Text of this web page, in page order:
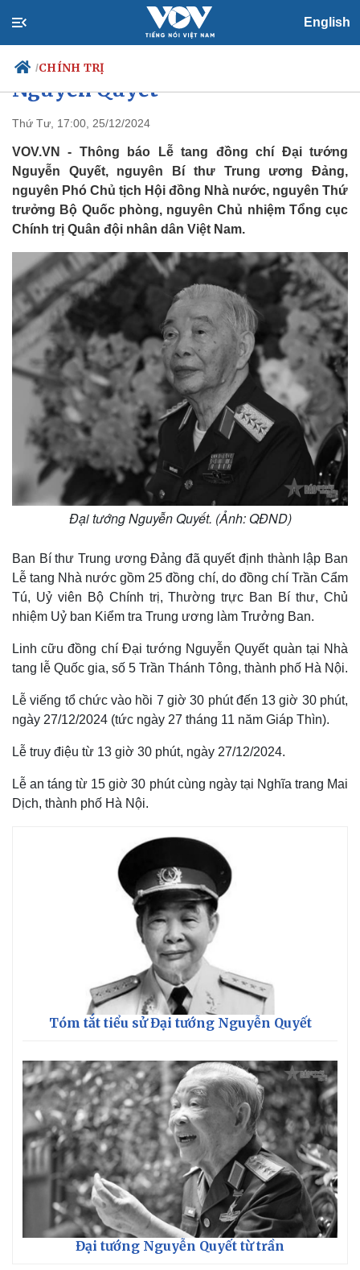
English
/CHÍNH TRỊ
Chính trị
Đảng
Tổ chức nhân sự
Quốc hội
Nhận diện sự thật
Xã hội
Tin 24h
Dự báo thời tiết
Giáo dục
Dấu ấn VOV
Biển đảo
Quan sát
Multimedia
Video
Ảnh
Infographic
Thông báo lễ tang Đại tướng
Nguyễn Quyết
Thứ Tư, 17:00, 25/12/2024
VOV.VN - Thông báo Lễ tang đồng chí Đại tướng
Nguyễn Quyết, nguyên Bí thư Trung ương Đảng,
nguyên Phó Chủ tịch Hội đồng Nhà nước, nguyên Thứ
trưởng Bộ Quốc phòng, nguyên Chủ nhiệm Tổng cục
Chính trị Quân đội nhân dân Việt Nam.
Đại tướng Nguyễn Quyết. (Ảnh: QĐND)
Ban Bí thư Trung ương Đảng đã quyết định thành lập Ban
Lễ tang Nhà nước gồm 25 đồng chí, do đồng chí Trần Cẩm
Tú, Uỷ viên Bộ Chính trị, Thường trực Ban Bí thư, Chủ
nhiệm Uỷ ban Kiểm tra Trung ương làm Trưởng Ban.
Linh cữu đồng chí Đại tướng Nguyễn Quyết quàn tại Nhà
tang lễ Quốc gia, số 5 Trần Thánh Tông, thành phố Hà Nội.
Lễ viếng tổ chức vào hồi 7 giờ 30 phút đến 13 giờ 30 phút,
ngày 27/12/2024 (tức ngày 27 tháng 11 năm Giáp Thìn).
Lễ truy điệu từ 13 giờ 30 phút, ngày 27/12/2024.
Lễ an táng từ 15 giờ 30 phút cùng ngày tại Nghĩa trang Mai
Dịch, thành phố Hà Nội.
Tóm tắt tiểu sử Đại tướng Nguyễn Quyết
Đại tướng Nguyễn Quyết từ trần